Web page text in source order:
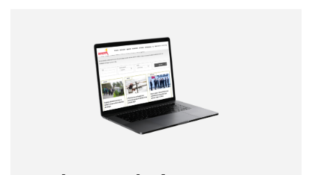
Correo electrónico
Tipo de comentario